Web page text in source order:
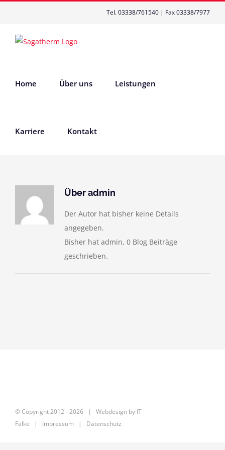
springen
Tel. 03338/761540 | Fax 03338/7977
Home Über uns Leistungen
Karriere Kontakt
Überadmin
Der Autor hat bisher keine Details
angegeben.
Bisher hat admin, 0 Blog Beiträge
geschrieben.
© Copyright 2012 -2026 | Webdesign by IT
Falke | Impressum | Datenschutz